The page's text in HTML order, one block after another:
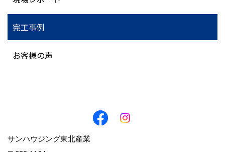
完工事例
お客様の声
サンハウジング東北産業